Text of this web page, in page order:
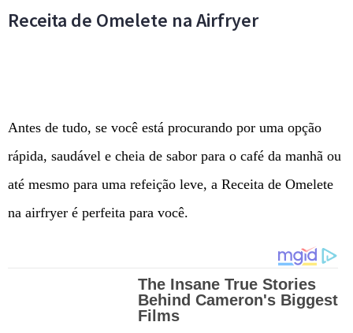
Receita de Omelete na Airfryer
Antes de tudo, se você está procurando por uma opção
rápida, saudável e cheia de sabor para o café da manhã ou
até mesmo para uma refeição leve, a Receita de Omelete
na airfryer é perfeita para você.